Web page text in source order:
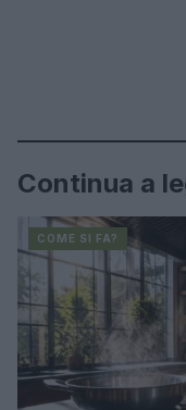
Continua a
COME SI FA?